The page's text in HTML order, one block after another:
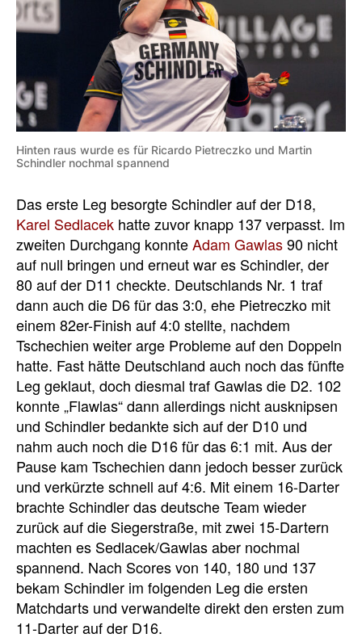
Hinten raus wurde es für Ricardo Pietreczko und Martin
Schindler nochmal spannend
Das erste Leg besorgte Schindler auf der D18,
Karel Sedlacek hatte zuvor knapp 137 verpasst. Im
zweiten Durchgang konnteAdam Gawlas90 nicht
auf null bringen und erneut war es Schindler, der
80 auf der D11 checkte. Deutschlands Nr. 1 traf
dann auch die D6 für das 3:0, ehe Pietreczko mit
einem 82er-Finish auf 4:0 stellte, nachdem
Tschechien weiter arge Probleme auf den Doppeln
hatte. Fast hätte Deutschland auch noch das fünfte
Leg geklaut, doch diesmal traf Gawlas die D2. 102
konnte „Flawlas“ dann allerdings nicht ausknipsen
und Schindler bedankte sich auf der D10 und
nahm auch noch die D16 für das 6:1 mit. Aus der
Pause kam Tschechien dann jedoch besser zurück
und verkürzte schnell auf 4:6. Mit einem 16-Darter
brachte Schindler das deutsche Team wieder
zurück auf die Siegerstraße, mit zwei 15-Dartern
machten es Sedlacek/Gawlas aber nochmal
spannend. Nach Scores von 140, 180 und 137
bekam Schindler im folgenden Leg die ersten
Matchdarts und verwandelte direkt den ersten zum
11-Darter auf der D16.